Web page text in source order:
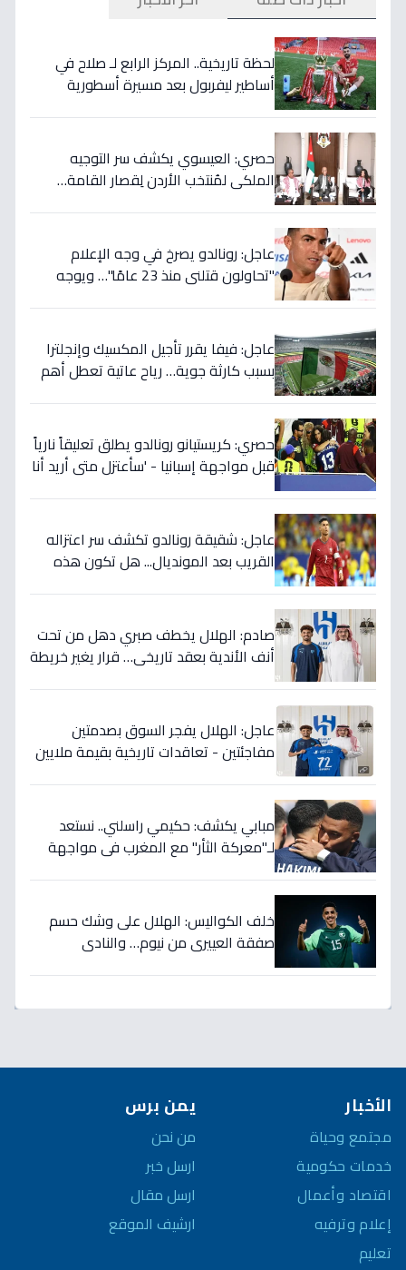
لحظة تاريخية.. المركز الرابع لـ صلاح في
أساطير ليفربول بعد مسيرة أسطورية
حصري: العيسوي يكشف سر التوجيه
الملكي لمُنتخب الأردن لِقصار القامة…
عاجل: رونالدو يصرخ في وجه الإعلام
"تحاولون قتلني منذ 23 عامًا"… ويوجه
عاجل: فيفا يقرر تأجيل المكسيك وإنجلترا
بسبب كارثة جوية… رياح عاتية تعطل أهم
حصري: كريستيانو رونالدو يطلق تعليقاً نارياً
قبل مواجهة إسبانيا - 'سأعتزل متى أريد أنا
عاجل: شقيقة رونالدو تكشف سر اعتزاله
القريب بعد المونديال... هل تكون هذه
صادم: الهلال يخطف صبري دهل من تحت
أنف الأندية بعقد تاريخي… قرار يغير خريطة
عاجل: الهلال يفجر السوق بصدمتين
مفاجئتين - تعاقدات تاريخية بقيمة ملايين
مبابي يكشف: حكيمي راسلني.. نستعد
لـ"معركة الثأر" مع المغرب في مواجهة
خلف الكواليس: الهلال على وشك حسم
صفقة العييري من نيوم… والنادي
الأخبار
مجتمع وحياة
خدمات حكومية
اقتصاد وأعمال
إعلام وترفيه
تعليم
يمن برس
من نحن
ارسل خبر
ارسل مقال
ارشيف الموقع